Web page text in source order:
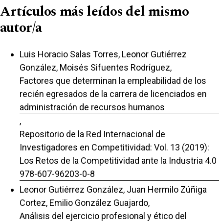
Artículos más leídos del mismo
autor/a
Luis Horacio Salas Torres, Leonor Gutiérrez
González, Moisés Sifuentes Rodríguez,
Factores que determinan la empleabilidad de los
recién egresados de la carrera de licenciados en
administración de recursos humanos
,
Repositorio de la Red Internacional de
Investigadores en Competitividad: Vol. 13 (2019):
Los Retos de la Competitividad ante la Industria 4.0
978-607-96203-0-8
Leonor Gutiérrez González, Juan Hermilo Zúñiga
Cortez, Emilio González Guajardo,
Análisis del ejercicio profesional y ético del